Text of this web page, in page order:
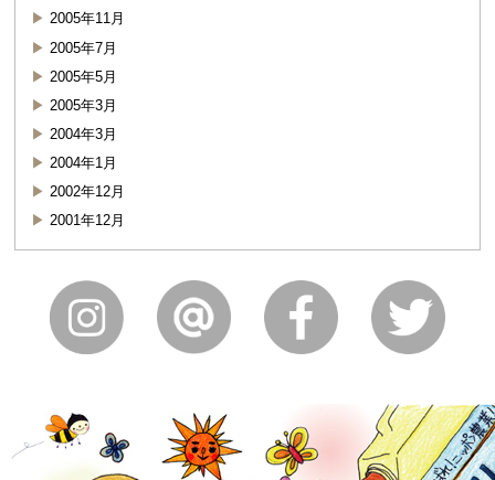
2005年11月
2005年7月
2005年5月
2005年3月
2004年3月
2004年1月
2002年12月
2001年12月